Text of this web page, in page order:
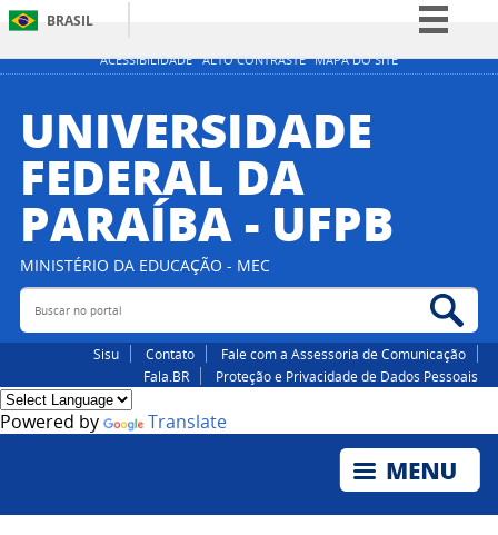
ACESSIBILIDADE ALTO CONTRASTE MAPA DO SITE
BRASIL
Simplifique!
Participe
Acesso à informação
Canais
UNIVERSIDADE
FEDERAL DA
PARAÍBA - UFPB
MINISTÉRIO DA EDUCAÇÃO - MEC
Buscar no portal
Sisu Contato
Fale com a Assessoria de Comunicação
Fala.BR
Proteção e Privacidade de Dados Pessoais
Powered by Translate